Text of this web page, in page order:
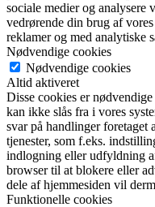
sociale medier og
vedrørende din brug af
reklamer og med analytiske
Nødvendige cookies
Nødvendige cookies
Altid aktiveret
Disse cookies er
kan ikke slås fra i vores
svar på handlinger foretaget
tjenester, som f.eks.
indlogning eller udfyldning
browser til at blokere eller
dele af hjemmesiden vil
Funktionelle cookies